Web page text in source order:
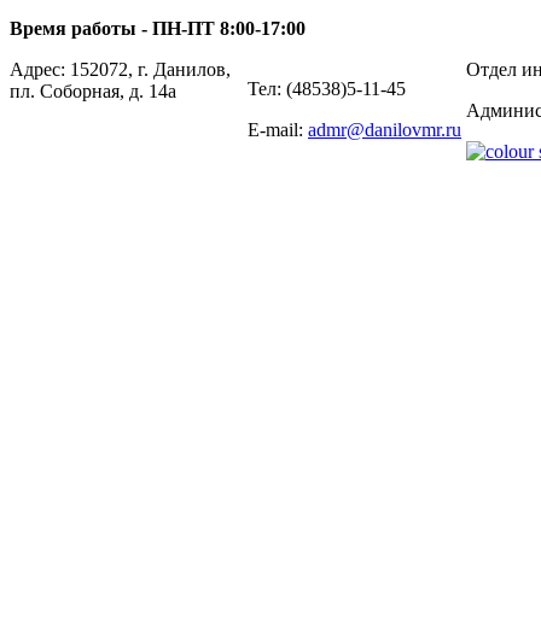
Время работы - ПН-ПТ 8:00-17:00
Адрес: 152072, г. Данилов,
пл. Соборная, д. 14а
Тел: (48538)5-11-45
E-mail: admr@danilovmr.ru
Отдел